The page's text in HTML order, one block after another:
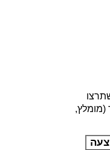
(מומלץ,